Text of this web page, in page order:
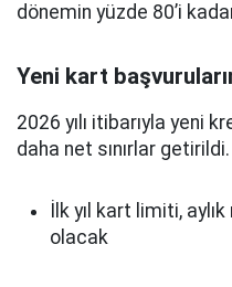
dönemin yüzde 80’i
Yeni kart
2026 yılı itibarıyla yeni
daha net sınırlar getirildi.
İlk yıl kart limiti,
olacak